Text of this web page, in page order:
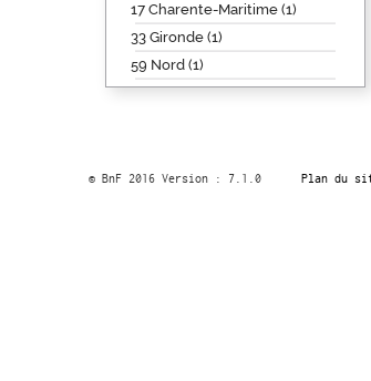
17 Charente-Maritime (1)
33 Gironde (1)
59 Nord (1)
© BnF 2016 Version : 7.1.0 Plan du